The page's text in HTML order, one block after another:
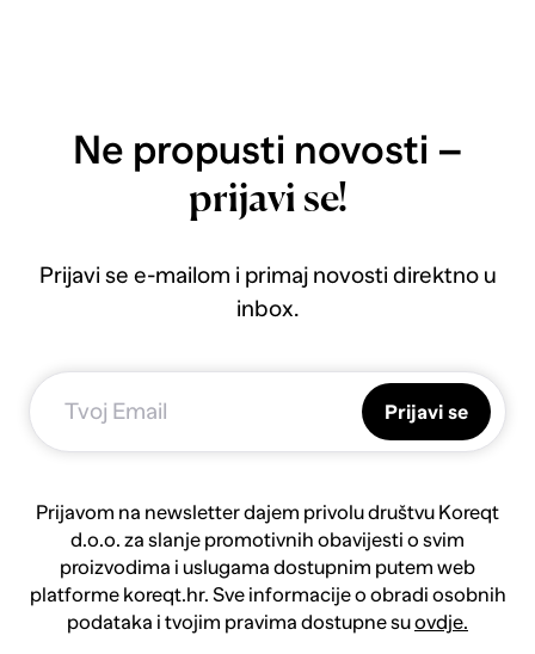
Ne propusti novosti –
prijavi se!
Prijavi se e-mailom i primaj novosti direktno u
inbox.
Prijavi se
Prijavom na newsletter dajem privolu društvu Koreqt
d.o.o. za slanje promotivnih obavijesti o svim
proizvodima i uslugama dostupnim putem web
platforme koreqt.hr. Sve informacije o obradi osobnih
podataka i tvojim pravima dostupne suovdje.